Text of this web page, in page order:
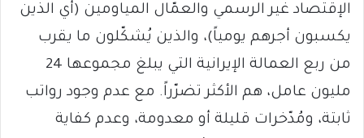
الإقتصاد غير الرسمي والعمّال المياومين (أي الذين
يكسبون أجرهم يومياً)، والذين يُشكّلون ما يقرب
من ربع العمالة الإيرانية التي يبلغ مجموعها 24
مليون عامل، هم الأكثر تضرّراً. مع عدم وجود رواتب
ثابتة، ومُدّخرات قليلة أو معدومة، وعدم كفاية